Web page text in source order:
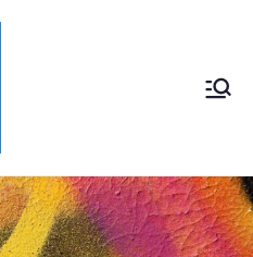
Demokrati
eförderun
g im
Gemeinsam im Stadtteil e.V.